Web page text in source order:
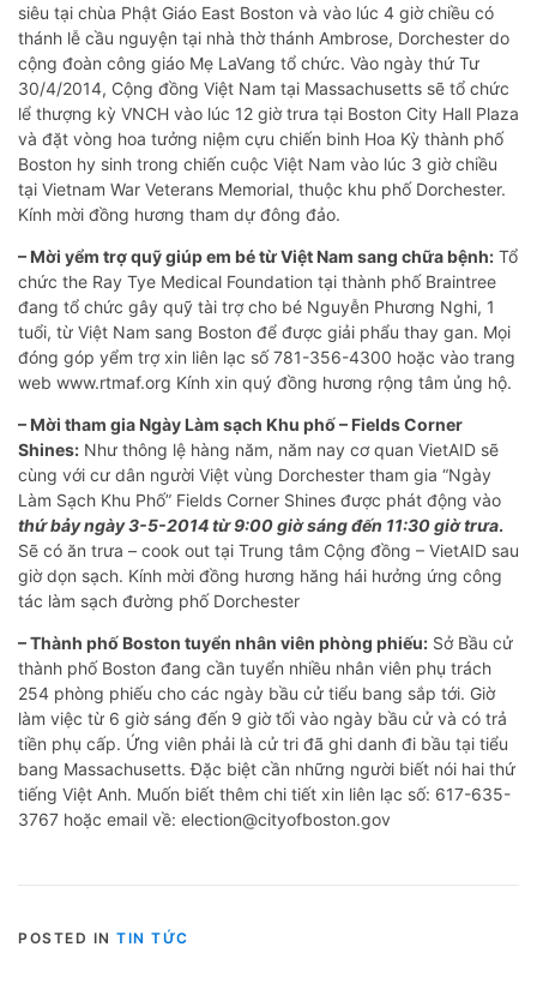
siêu tại chùa Phật Giáo East Boston và vào lúc 4 giờ chiều có
thánh lễ cầu nguyện tại nhà thờ thánh Ambrose, Dorchester do
cộng đoàn công giáo Mẹ LaVang tổ chức. Vào ngày thứ Tư
30/4/2014, Cộng đồng Việt Nam tại Massachusetts sẽ tổ chức
lể thượng kỳ VNCH vào lúc 12 giờ trưa tại Boston City Hall Plaza
và đặt vòng hoa tưởng niệm cựu chiến binh Hoa Kỳ thành phố
Boston hy sinh trong chiến cuộc Việt Nam vào lúc 3 giờ chiều
tại Vietnam War Veterans Memorial, thuộc khu phố Dorchester.
Kính mời đồng hương tham dự đông đảo.
– Mời yểm trợ quỹ giúp em bé từ Việt Nam sang chữa bệnh: Tổ
chức the Ray Tye Medical Foundation tại thành phố Braintree
đang tổ chức gây quỹ tài trợ cho bé Nguyễn Phương Nghi, 1
tuổi, từ Việt Nam sang Boston để được giải phẩu thay gan. Mọi
đóng góp yểm trợ xin liên lạc số 781-356-4300 hoặc vào trang
web www.rtmaf.org Kính xin quý đồng hương rộng tâm ủng hộ.
– Mời tham gia Ngày Làm sạch Khu phố – Fields Corner
Shines: Như thông lệ hàng năm, năm nay cơ quan VietAID sẽ
cùng với cư dân người Việt vùng Dorchester tham gia “Ngày
Làm Sạch Khu Phố” Fields Corner Shines được phát động vào
thứ bảy ngày 3-5-2014 từ 9:00 giờ sáng đến 11:30 giờ trưa.
Sẽ có ăn trưa – cook out tại Trung tâm Cộng đồng – VietAID sau
giờ dọn sạch. Kính mời đồng hương hăng hái hưởng ứng công
tác làm sạch đường phố Dorchester
– Thành phố Boston tuyển nhân viên phòng phiếu: Sở Bầu cử
thành phố Boston đang cần tuyển nhiều nhân viên phụ trách
254 phòng phiếu cho các ngày bầu cử tiểu bang sắp tới. Giờ
làm việc từ 6 giờ sáng đến 9 giờ tối vào ngày bầu cử và có trả
tiền phụ cấp. Ứng viên phải là cử tri đã ghi danh đi bầu tại tiểu
bang Massachusetts. Đặc biệt cần những người biết nói hai thứ
tiếng Việt Anh. Muốn biết thêm chi tiết xin liên lạc số: 617-635-
3767 hoặc email về: election@cityofboston.gov
POSTED IN TIN TỨC